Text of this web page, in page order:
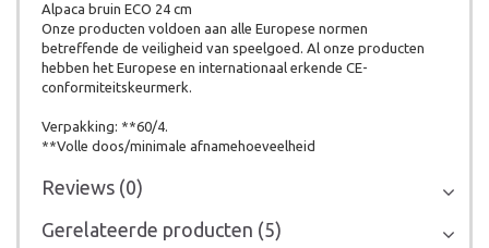
Alpaca bruin ECO 24 cm
Onze producten voldoen aan alle Europese normen
betreffende de veiligheid van speelgoed. Al onze producten
hebben het Europese en internationaal erkende CE-
conformiteitskeurmerk.
Verpakking: **60/4.
**Volle doos/minimale afnamehoeveelheid
Reviews (0)
Gerelateerde producten (5)